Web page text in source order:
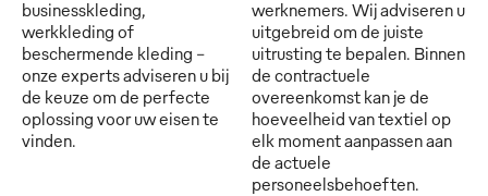
businesskleding,
werkkleding of
beschermende kleding -
onze experts adviseren u bij
de keuze om de perfecte
oplossing voor uw eisen te
vinden.
werknemers. Wij adviseren u
uitgebreid om de juiste
uitrusting te bepalen. Binnen
de contractuele
overeenkomst kan je de
hoeveelheid van textiel op
elk moment aanpassen aan
de actuele
personeelsbehoeften.